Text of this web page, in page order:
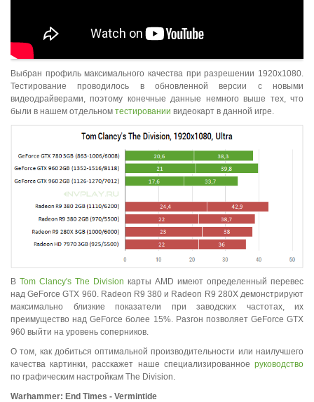
Выбран профиль максимального качества при разрешении 1920x1080.
Тестирование проводилось в обновленной версии с новыми
видеодрайверами, поэтому конечные данные немного выше тех, что
были в нашем отдельном тестировании видеокарт в данной игре.
В Tom Clancy's The Division карты AMD имеют определенный перевес
над GeForce GTX 960. Radeon R9 380 и Radeon R9 280X демонстрируют
максимально близкие показатели при заводских частотах, их
преимущество над GeForce более 15%. Разгон позволяет GeForce GTX
960 выйти на уровень соперников.
О том, как добиться оптимальной производительности или наилучшего
качества картинки, расскажет наше специализированное руководство
по графическим настройкам The Division.
Warhammer: End Times - Vermintide